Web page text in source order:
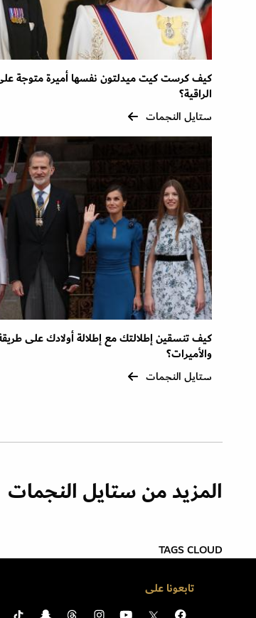
كيف كرست كيت ميدلتون نفسها أميرة متوجة
الراقية؟
ستايل النجمات
كيف تنسقين إطلالتك مع إطلالة أولادك على
والأميرات؟
ستايل النجمات
المزيد من ستايل النجمات
TAGS CLOUD
تابعونا على